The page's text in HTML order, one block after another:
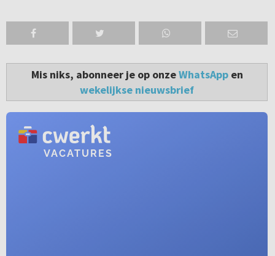
Mis niks, abonneer je op onzeWhatsAppen
wekelijkse nieuwsbrief